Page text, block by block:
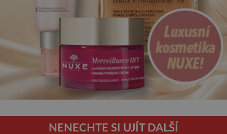
NENECHTE SI UJÍT DALŠÍ